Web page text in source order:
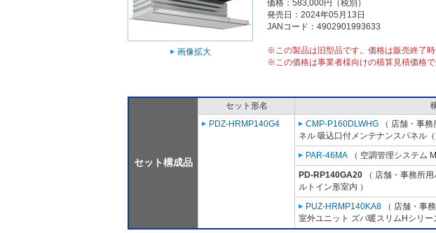
画像拡大
価格：583,000円（税別）
発売日：2024年05月13日
JANコード：4902901993633
※この製品は旧型品です。価格は販売終了時
※この価格は事業者様向けの積算見積価格
セット構成品
セット形名
PDZ-HRMP140G4
CMP-P160DLWHG （ 店舗・事
ネル 吸込口付メンテナンスパネル（
PAR-46MA （ 空調管理システム
PD-RP140GA20 （ 店舗・事務所
ルトイン形室内 ）
PUZ-HRMP140KA8 （ 店舗・事
室外ユニット ズバ暖スリムHシリー